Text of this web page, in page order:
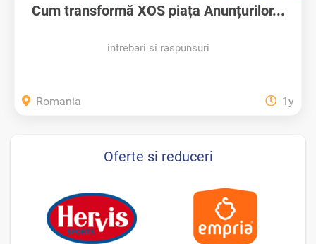
Cum transformă XOS piața Anunțurilor...
intrebari si raspunsuri
Romania 1y
Oferte si reduceri